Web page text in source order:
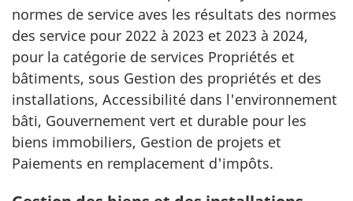
normes de service aves les résultats des normes
des service pour 2022 à 2023 et 2023 à 2024,
pour la catégorie de services Propriétés et
bâtiments, sous Gestion des propriétés et des
installations, Accessibilité dans l'environnement
bâti, Gouvernement vert et durable pour les
biens immobiliers, Gestion de projets et
Paiements en remplacement d'impôts.